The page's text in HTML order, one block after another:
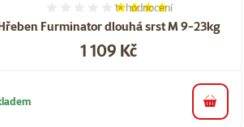
1
Furminator dlouhá srst M 9-23kg
Hodnocení 80%, počet
1×hodnocení
Cena
1 109 Kč
do